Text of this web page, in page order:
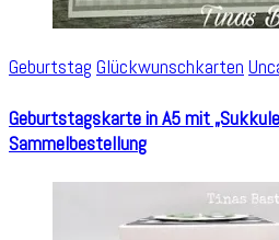
Geburtstag Glückwunschkarten
Geburtstagskarte in A5 mit
Sammelbestellung